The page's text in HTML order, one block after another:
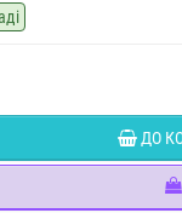
ДО